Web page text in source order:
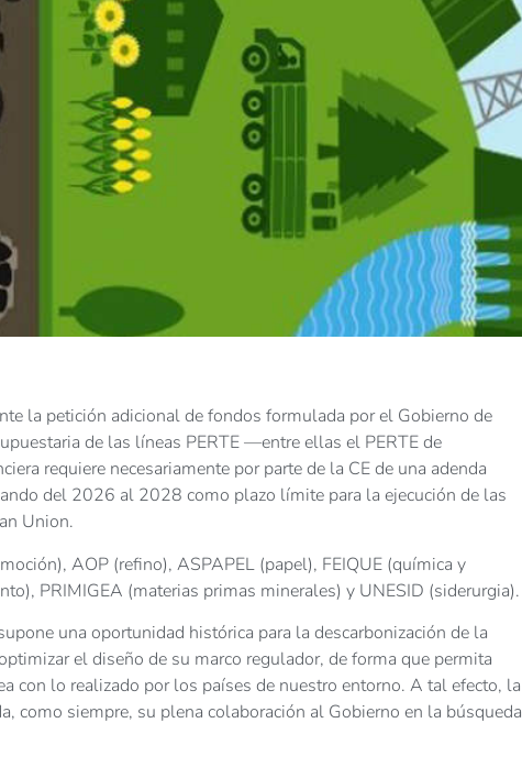
la petición adicional de fondos formulada por el Gobierno de
de las líneas PERTE —entre ellas el PERTE de
requiere necesariamente por parte de la CE de una adenda
del 2026 al 2028 como plazo límite para la ejecución de las
Union.
AOP (refino), ASPAPEL (papel), FEIQUE (química y
PRIMIGEA (materias primas minerales) y UNESID (siderurgia).
una oportunidad histórica para la descarbonización de la
el diseño de su marco regulador, de forma que permita
con lo realizado por los países de nuestro entorno. A tal efecto, la
como siempre, su plena colaboración al Gobierno en la búsqueda